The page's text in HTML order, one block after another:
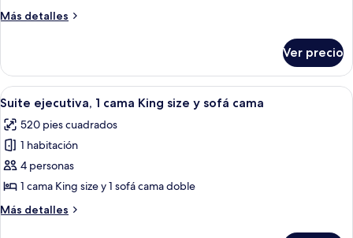
King
no
fumadores
Más detalles
Más
1
cama
King
para
no
fumadores
Ver precio
Abrir
todas
las
fotos
de
Suite
ejecutiva,
1
Una habitación de hotel con cama,
16
Suite ejecutiva, 1 cama King size y sofá cama
520 pies cuadrados
1 habitación
4 personas
1 cama King size y 1 sofá cama doble
Más detalles
Más